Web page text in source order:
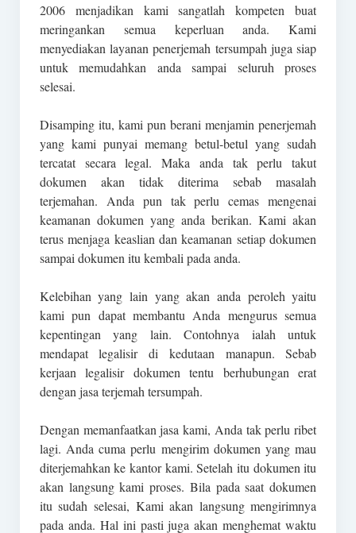
2006 menjadikan kami sangatlah kompeten buat
meringankan semua keperluan anda. Kami
menyediakan layanan penerjemah tersumpah juga siap
untuk memudahkan anda sampai seluruh proses
selesai.
Disamping itu, kami pun berani menjamin penerjemah
yang kami punyai memang betul-betul yang sudah
tercatat secara legal. Maka anda tak perlu takut
dokumen akan tidak diterima sebab masalah
terjemahan. Anda pun tak perlu cemas mengenai
keamanan dokumen yang anda berikan. Kami akan
terus menjaga keaslian dan keamanan setiap dokumen
sampai dokumen itu kembali pada anda.
Kelebihan yang lain yang akan anda peroleh yaitu
kami pun dapat membantu Anda mengurus semua
kepentingan yang lain. Contohnya ialah untuk
mendapat legalisir di kedutaan manapun. Sebab
kerjaan legalisir dokumen tentu berhubungan erat
dengan jasa terjemah tersumpah.
Dengan memanfaatkan jasa kami, Anda tak perlu ribet
lagi. Anda cuma perlu mengirim dokumen yang mau
diterjemahkan ke kantor kami. Setelah itu dokumen itu
akan langsung kami proses. Bila pada saat dokumen
itu sudah selesai, Kami akan langsung mengirimnya
pada anda. Hal ini pasti juga akan menghemat waktu